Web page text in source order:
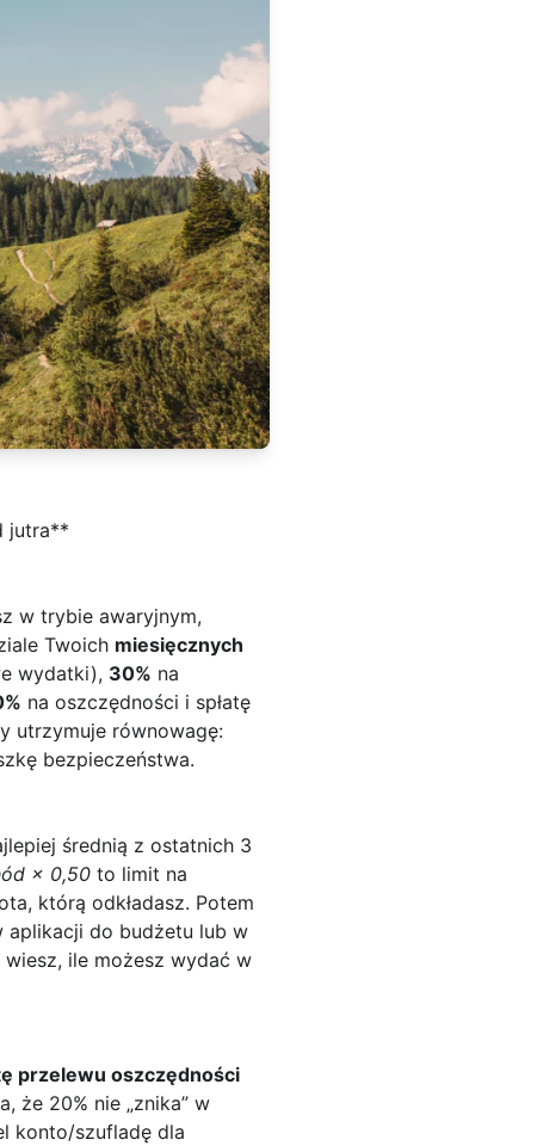
jutra**
w trybie awaryjnym,
Twoich miesięcznych
wydatki), 30% na
na oszczędności i spłatę
utrzymuje równowagę:
bezpieczeństwa.
średnią z ostatnich 3
× 0,50 to limit na
którą odkładasz. Potem
aplikacji do budżetu lub w
ile możesz wydać w
przelewu oszczędności
że 20% nie „znika” w
konto/szufladę dla